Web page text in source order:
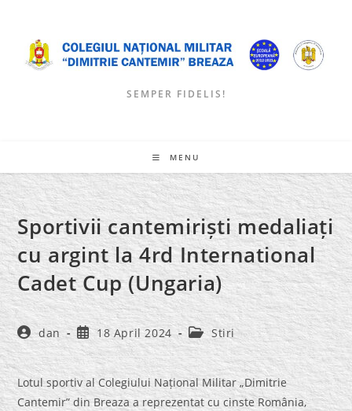
content
SEMPER FIDELIS!
MENU
Sportivii cantemiriști medaliați
cu argint la 4rd International
Cadet Cup (Ungaria)
Post
author:
dan
Post
published:
18 April 2024
Post
category:
Stiri
Lotul sportiv al Colegiului Național Militar „Dimitrie
Cantemir” din Breaza a reprezentat cu cinste România,